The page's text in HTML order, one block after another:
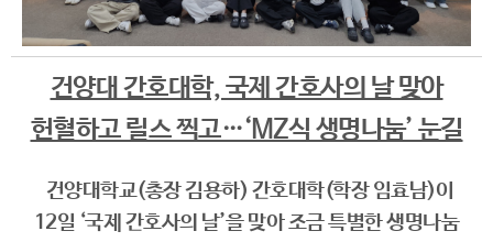
건양대 간호대학, 국제 간호사의 날 맞아
헌혈하고 릴스 찍고…‘MZ식 생명나눔’ 눈길
건양대학교(총장 김용하) 간호대학(학장 임효남)이
12일 ‘국제 간호사의 날’을 맞아 조금 특별한 생명나눔